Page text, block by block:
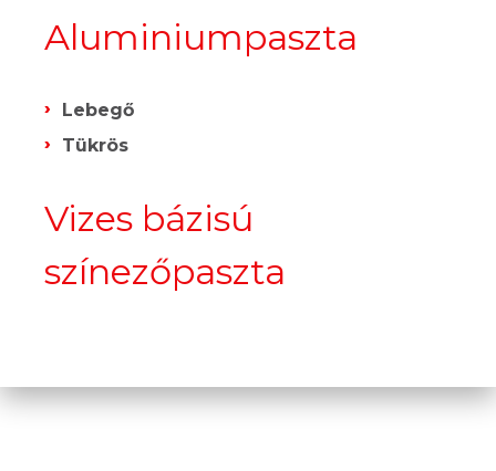
Aluminiumpaszta
Lebegő
Tükrös
Vizes bázisú
színezőpaszta